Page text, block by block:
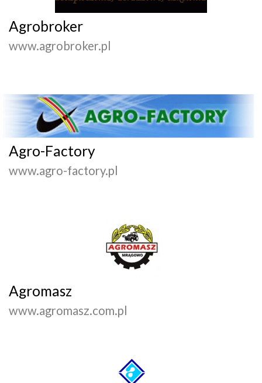
Agrobroker
www.agrobroker.pl
Agro-Factory
www.agro-factory.pl
Agromasz
www.agromasz.com.pl